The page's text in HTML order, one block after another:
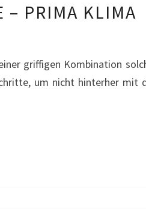
– PRIMA KLIMA
griffigen Kombination
um nicht hinterher mit